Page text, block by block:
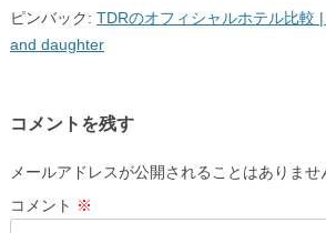
ー
シ
ピンバック: TDRのオフィシャルホテル比較
and daughter
コメントを残す
メールアドレスが公開されることはありませ
コメント ※